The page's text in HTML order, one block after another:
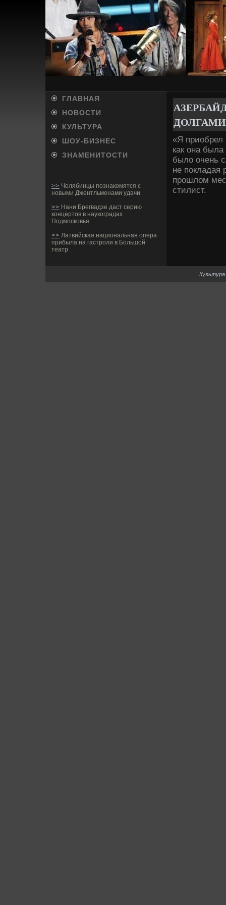
ГЛАВНАЯ
НОВОСТИ
КУЛЬТУРА
ШОУ-БИ­ЗНЕС
ЗНАМЕНИТОСТИ
>> Челябинцы познакомятся с
новыми Джентльменами удачи
>> Нани Брегвадзе даст серию
концертов в наукоградах
Подмосковья
>> Латвийская национальная опера
прибыла на гастроли в Большой
театр
ДОЛГАМИ
«Я приобрел
как она
было очень
не покладая
прошлом
стилист.
Культура